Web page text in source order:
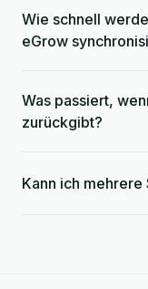
Wie schnell
eGrow
Was passiert,
zurückgibt?
Kann ich